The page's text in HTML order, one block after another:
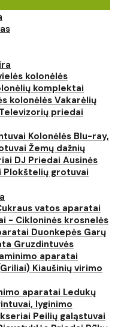
kolonėlės
komplektai
kolonėlės Vakarėlių
Televizorių priedai
Kolonėlės Blu-ray,
Žemų dažnių
DJ Priedai Ausinės
Plokštelių grotuvai
vatos aparatai
- Cikloninės krosnelės
Duonkepės Garų
Gruzdintuvės
aparatai
Kiaušinių virimo
aparatai Ledukų
lyginimo
Peilių galąstuvai